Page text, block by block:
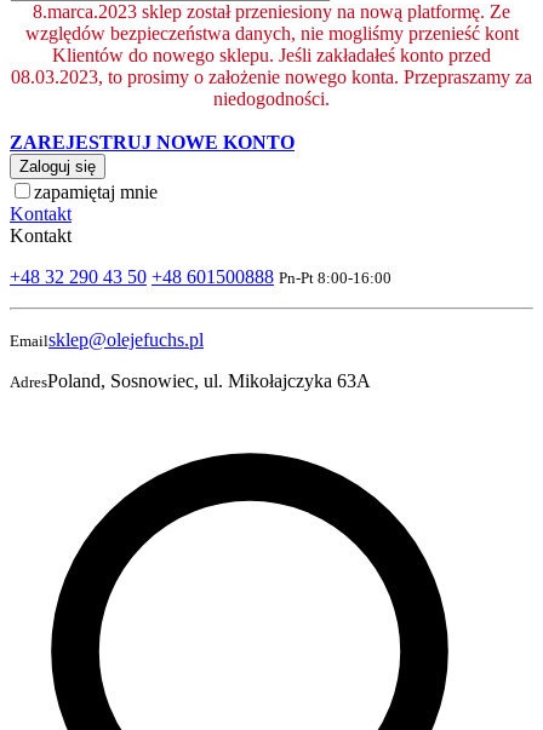
8.marca.2023 sklep został przeniesiony na nową platformę. Ze
względów bezpieczeństwa danych, nie mogliśmy przenieść kont
Klientów do nowego sklepu. Jeśli zakładałeś konto przed
08.03.2023, to prosimy o założenie nowego konta. Przepraszamy za
niedogodności.
ZAREJESTRUJ NOWE KONTO
Zaloguj się
zapamiętaj mnie
Kontakt
Kontakt
+48 32 290 43 50 +48 601500888 Pn-Pt 8:00-16:00
Emailsklep@olejefuchs.pl
AdresPoland, Sosnowiec, ul. Mikołajczyka 63A